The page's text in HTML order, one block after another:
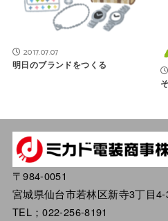
2017.07.07
明日のブランドをつくる
〒984-0051
宮城県仙台市若林区新寺3丁目4-
TEL；022-256-8191